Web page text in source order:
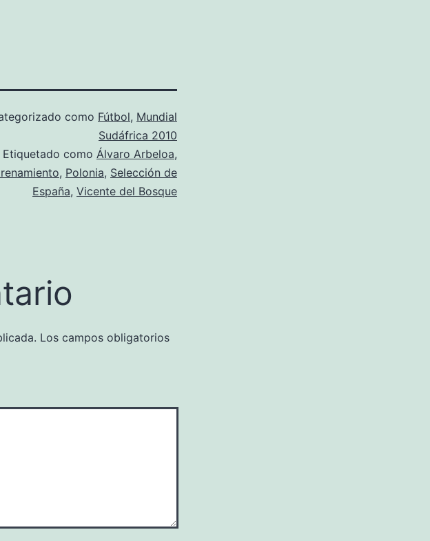
como Fútbol, Mundial
Sudáfrica 2010
Etiquetado como Álvaro Arbeloa,
, Polonia, Selección de
España, Vicente del Bosque
Los campos obligatorios